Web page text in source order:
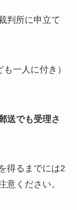
判所に申立て
一人に付き）
送でも受理さ
得るまでには2
意ください。